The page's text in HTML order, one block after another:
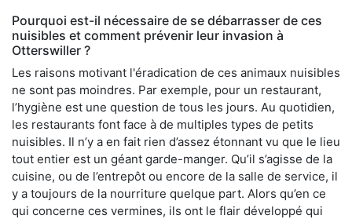
Pourquoi est-il nécessaire de se débarrasser de ces
nuisibles et comment prévenir leur invasion à
Otterswiller ?
Les raisons motivant l'éradication de ces animaux nuisibles
ne sont pas moindres. Par exemple, pour un restaurant,
l’hygiène est une question de tous les jours. Au quotidien,
les restaurants font face à de multiples types de petits
nuisibles. Il n’y a en fait rien d’assez étonnant vu que le lieu
tout entier est un géant garde-manger. Qu’il s’agisse de la
cuisine, ou de l’entrepôt ou encore de la salle de service, il
y a toujours de la nourriture quelque part. Alors qu’en ce
qui concerne ces vermines, ils ont le flair développé qui